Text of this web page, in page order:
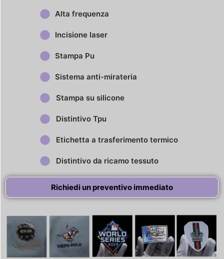
Alta frequenza
Incisione laser
Stampa Pu
Sistema anti-mirateria
Stampa su silicone
Distintivo Tpu
Etichetta a trasferimento termico
Distintivo da ricamo tessuto
Richiedi un preventivo immediato